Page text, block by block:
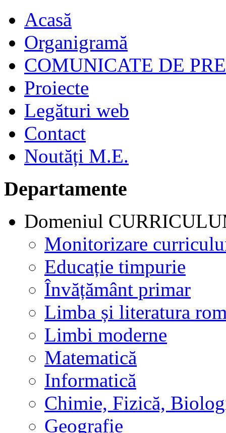
Acasă
Organigramă
COMUNICATE DE
Proiecte
Legături web
Contact
Noutăți M.E.
Departamente
Domeniul
Monitorizare
Educație timpurie
Învățământ primar
Limba și literatura
Limbi moderne
Matematică
Informatică
Chimie, Fizică,
Geografie